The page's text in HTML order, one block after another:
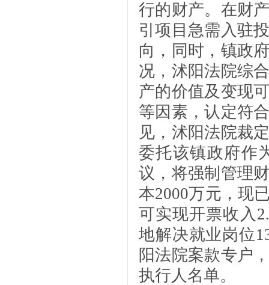
行的财产。在财
引项目急需入驻
向，同时，镇政
况，沭阳法院综
产的价值及变现
等因素，认定符
见，沭阳法院裁
委托该镇政府作
议，将强制管理
本2000万元，现
可实现开票收入
地解决就业岗位
阳法院案款专户
执行人名单。